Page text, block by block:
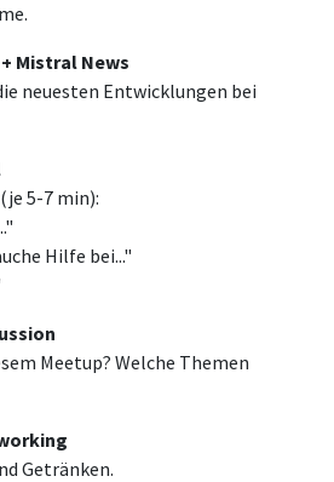
Mistral News
neuesten Entwicklungen bei
5-7 min):
Hilfe bei..."
Meetup? Welche Themen
Getränken.